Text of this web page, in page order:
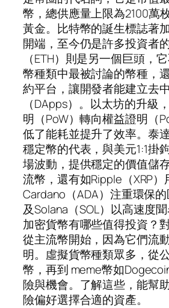
幣，總供應量上限為2100萬
黃金。比特幣的誕生標誌著
開端，至今仍是許多投資者
（ETH）則是另一個巨頭，
幣種類中最被討論的幣種，
約平台，讓開發者能建立去
（DApps）。以太坊的升級
明（PoW）轉向權益證明（
低了能耗並提升了效率。泰
穩定幣的代表，與美元1:1掛
場波動，提供穩定的價值儲
流幣，還有如Ripple（XRP）
Cardano（ADA）注重環保
及Solana（SOL）以高速度聞
加密貨幣有哪些值得投資？
從主流幣開始，因為它們流
明。虛擬貨幣種類眾多，從
幣，再到 meme幣如
險與機會。了解這些，能幫
險偏好選擇合適的資產。